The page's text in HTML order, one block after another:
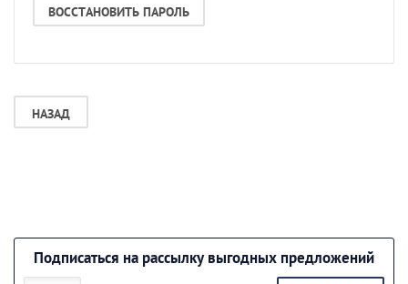
ВОССТАНОВИТЬ ПАРОЛЬ
НАЗАД
Подписаться на рассылку выгодных предложений